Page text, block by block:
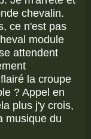
chevalin.
ce n'est pas
module
attendent
la croupe
? Appel en
plus j'y crois,
musique du